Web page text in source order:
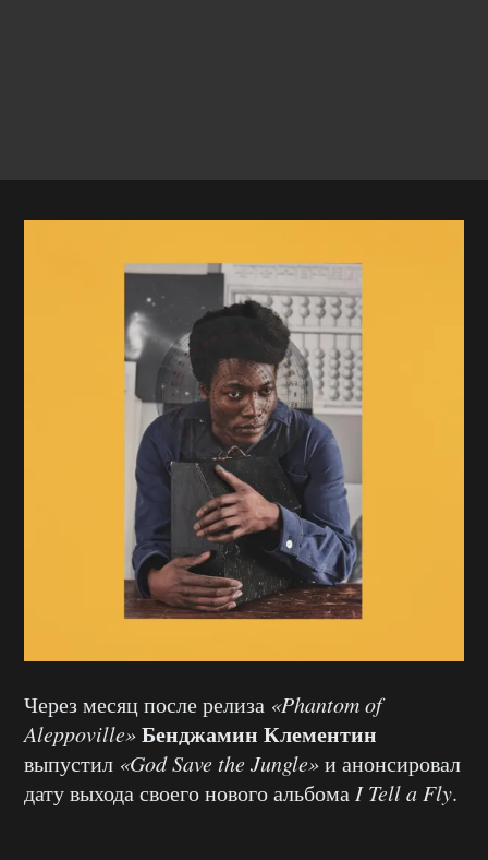
Через месяц после релиза «Phantom of
Aleppoville»Бенджамин Клементин
выпустил «God Save the Jungle»и анонсировал
дату выхода своего нового альбома I Tell a Fly.